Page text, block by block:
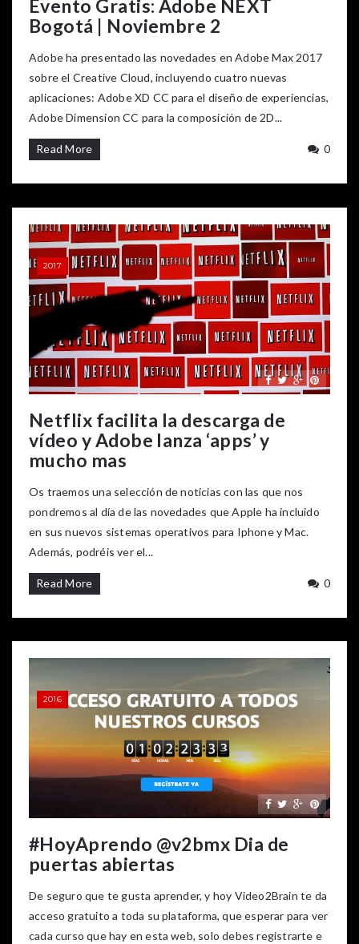
Evento Gratis: Adobe NEXT
Bogotá | Noviembre 2
Adobe ha presentado las novedades en Adobe Max 2017
sobre el Creative Cloud, incluyendo cuatro nuevas
aplicaciones: Adobe XD CC para el diseño de experiencias,
Adobe Dimension CC para la composición de 2D...
Read More 0
Netflix facilita la descarga de
vídeo y Adobe lanza ‘apps’ y
mucho mas
Os traemos una selección de noticias con las que nos
pondremos al día de las novedades que Apple ha incluido
en sus nuevos sistemas operativos para Iphone y Mac.
Además, podréis ver el...
Read More 0
2017
#HoyAprendo @v2bmx Dia de
puertas abiertas
De seguro que te gusta aprender, y hoy Video2Brain te da
acceso gratuito a toda su plataforma, que esperar para ver
cada curso que hay en esta web, solo debes registrarte e
2016